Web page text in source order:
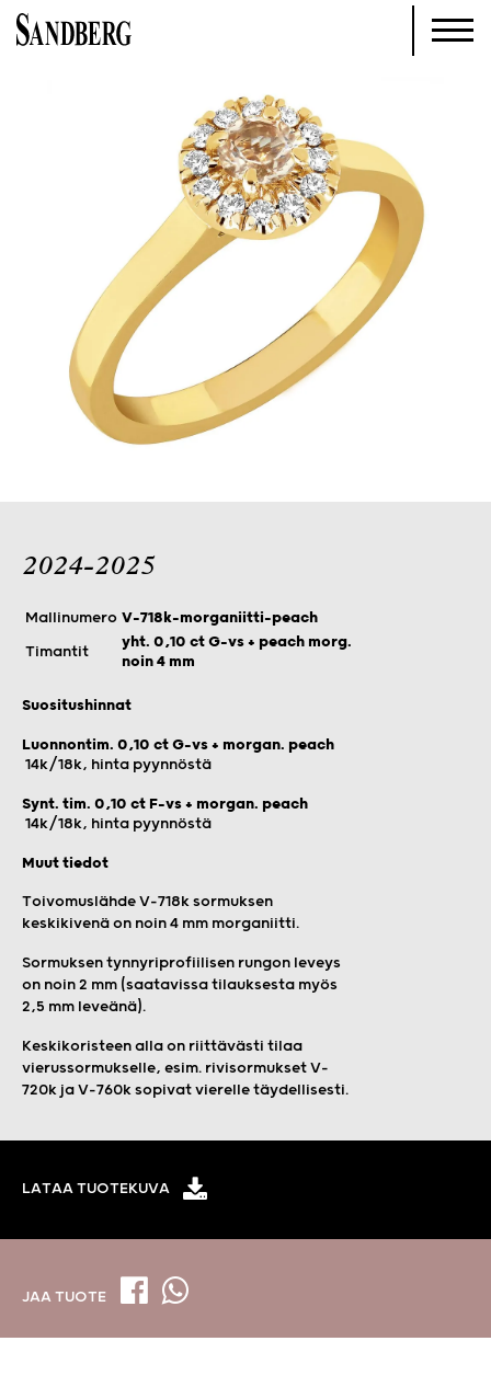
2024-2025
Mallinumero V-718k-morganiitti-peach
Timantit
yht. 0,10 ct G-vs + peach morg.
noin 4 mm
Suositushinnat
Luonnontim. 0,10 ct G-vs + morgan. peach
14k/18k, hinta pyynnöstä
Synt. tim. 0,10 ct F-vs + morgan. peach
14k/18k, hinta pyynnöstä
Muut tiedot
Toivomuslähde V-718k sormuksen
keskikivenä on noin 4 mm morganiitti.
Sormuksen tynnyriprofiilisen rungon leveys
on noin 2 mm (saatavissa tilauksesta myös
2,5 mm leveänä).
Keskikoristeen alla on riittävästi tilaa
vierussormukselle, esim. rivisormukset V-
720k ja V-760k sopivat vierelle täydellisesti.
LATAA TUOTEKUVA
JAA TUOTE